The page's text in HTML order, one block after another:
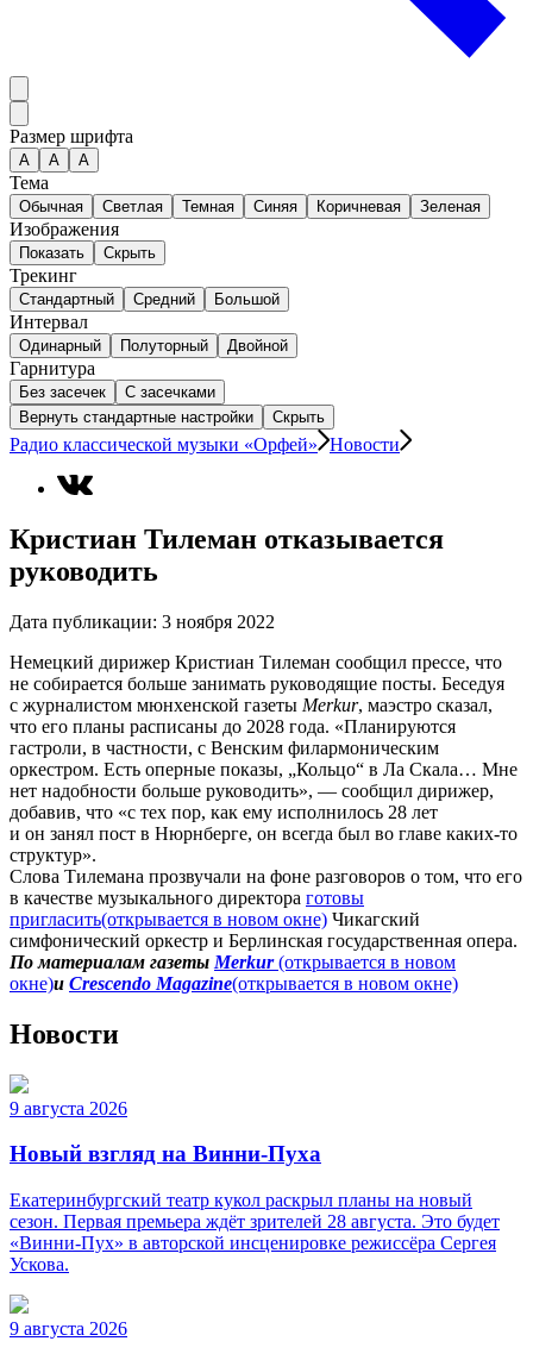
Размер шрифта
А A A
Тема
Обычная Светлая Темная Синяя Коричневая Зеленая
Изображения
Показать Скрыть
Трекинг
Стандартный Средний Большой
Интервал
Одинарный Полуторный Двойной
Гарнитура
Без засечек
С засечками
Вернуть стандартные настройки
Скрыть
Радио классической музыки «Орфей» Новости
Кристиан Тилеман отказывается
руководить
Дата публикации: 3 ноября 2022
Немецкий дирижер Кристиан Тилеман сообщил прессе, что
не собирается больше занимать руководящие посты. Беседуя
с журналистом мюнхенской газеты Merkur, маэстро сказал,
что его планы расписаны до 2028 года. «Планируются
гастроли, в частности, с Венским филармоническим
оркестром. Есть оперные показы, „Кольцо“ в Ла Скала… Мне
нет надобности больше руководить», — сообщил дирижер,
добавив, что «с тех пор, как ему исполнилось 28 лет
и он занял пост в Нюрнберге, он всегда был во главе каких-то
структур».
Слова Тилемана прозвучали на фоне разговоров о том, что его
в качестве музыкального директора готовы
пригласить(открывается в новом окне) Чикагский
симфонический оркестр и Берлинская государственная опера.
По материалам газеты Merkur(открывается в новом
окне)и Сrescendo Мagazine(открывается в новом окне)
Новости
9 августа 2026
Новый взгляд на Винни-Пуха
Екатеринбургский театр кукол раскрыл планы на новый
сезон. Первая премьера ждёт зрителей 28 августа. Это будет
«Винни-Пух» в авторской инсценировке режиссёра Сергея
Ускова.
9 августа 2026